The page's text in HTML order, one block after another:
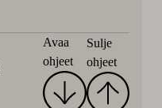
Avaa
ohjeet
Sulje
ohjeet